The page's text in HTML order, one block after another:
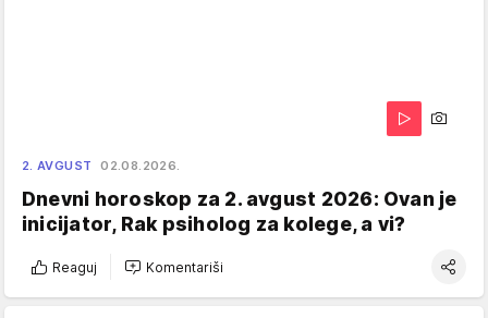
2. AVGUST 02.08.2026.
Dnevni horoskop za 2. avgust 2026: Ovan je
inicijator, Rak psiholog za kolege, a vi?
Reaguj Komentariši